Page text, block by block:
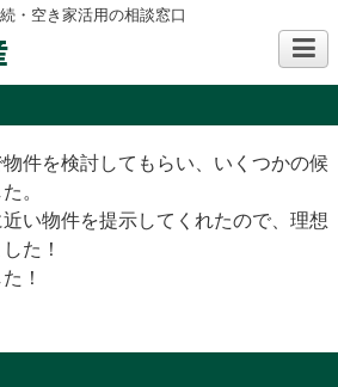
・空き家活用の相談窓口
件を検討してもらい、いくつかの候
。
い物件を提示してくれたので、理想
た！
！